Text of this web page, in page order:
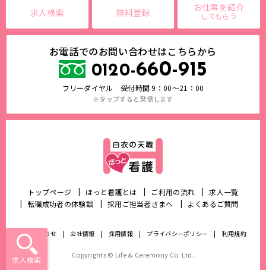
求人検索
求人検索 無料登録 お仕事を紹介
してもらう
お電話でのお問い合わせはこちらから
0120-660-915
フリーダイヤル 受付時間 9：00～21：00
※タップすると発信します
トップページ ほっと看護とは ご利用の流れ
求人一覧
転職成功者の体験談
採用ご担当者さまへ よくあるご質問
お問い合わせ 会社情報 採用情報 プライバシーポリシー 利用規約
Copyrights © Life & Ceremony Co. Ltd.